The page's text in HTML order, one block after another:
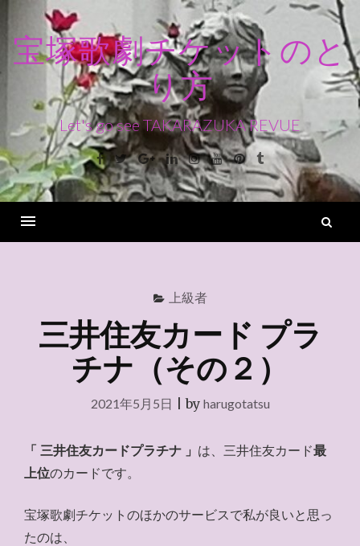
ン
ス
キ
ッ
宝塚歌劇チケットのと
り方
Let's go see TAKARAZUKA REVUE
Facebook
TwitterGoogle+LinkedinInstagram
YoutubePinterest
Tumblr
上級者
三井住友カード プラ
チナ（その２）
2021年5月5日 |by harugotatsu
「 三井住友カードプラチナ 」 は、三井住友カード最
上位のカードです。
宝塚歌劇チケットのほかのサービスで私が良いと思っ
たのは、